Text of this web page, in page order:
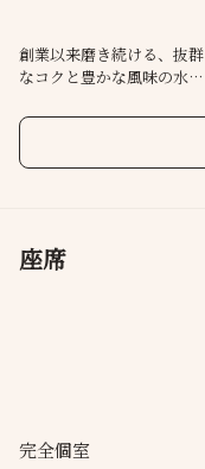
創業以来磨き続ける、抜群
なコクと豊かな風味の水た
座席
完全個室